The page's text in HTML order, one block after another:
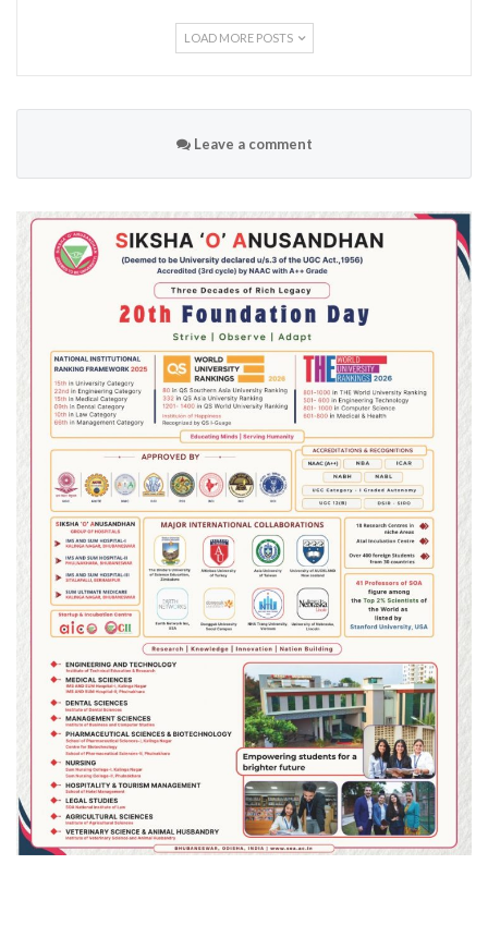
LOAD MORE POSTS
Leave a comment